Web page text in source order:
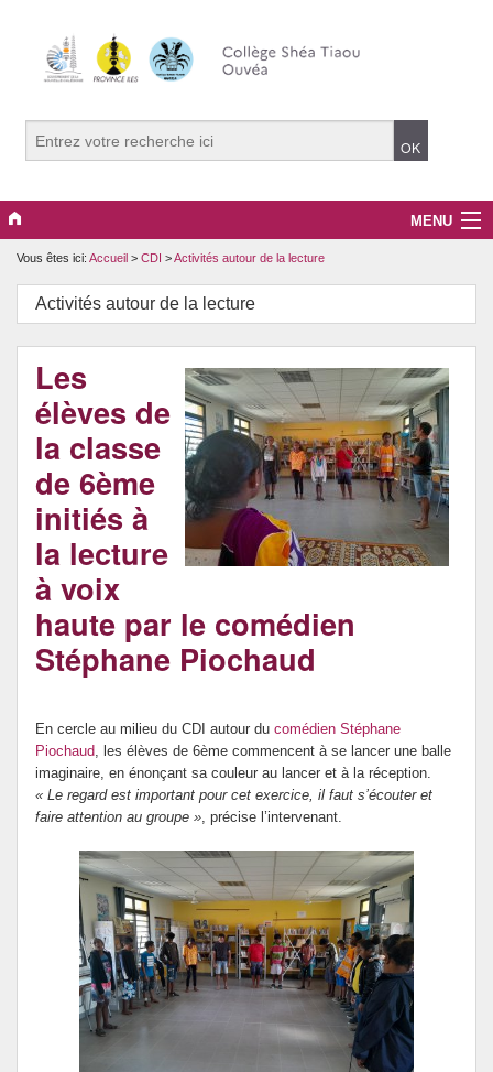
MENU
Le collège
Projets pédagogiques
Santé et prévention
Culture et citoyenneté
CDI
DNB et Orientation
Internat provincial
Vous êtes ici: Accueil > CDI >Activités autour de la lecture
Activités autour de la lecture
Les
élèves de
la classe
de 6ème
initiés à
la lecture
à voix
haute par le comédien
Stéphane Piochaud
En cercle au milieu du CDI autour du comédien Stéphane
Piochaud , les élèves de 6ème commencent à se lancer une balle
imaginaire, en énonçant sa couleur au lancer et à la réception.
« Le regard est important pour cet exercice, il faut s’écouter et
faire attention au groupe » , précise l’intervenant.